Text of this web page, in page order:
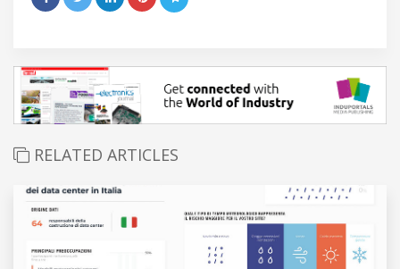
RELATED ARTICLES